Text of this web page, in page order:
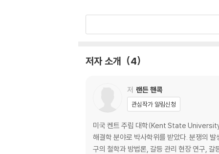
3. 필리핀의 평화지대
카탈리나 로하스
5. 페루의 론다스 캄페시나스
제니퍼 랭돈 & 베리 로드리게즈
6. 엘살바도르의 분쟁 이후 평화지대
랜든 핸콕
저자 소개 4
저 랜든 핸콕
관심작가 알림신청
미국 켄트 주립 대학(Kent State
해결학 분야로 박사학위를 받았다. 분쟁의
구의 철학과 방법론, 갈등 관리 현장 연구,